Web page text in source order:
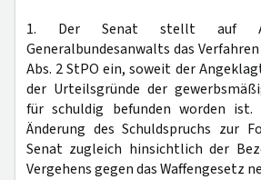
1. Der Senat stellt auf
Generalbundesanwalts das
Abs. 2 StPO ein, soweit der
der Urteilsgründe der
für schuldig befunden worden
Änderung des Schuldspruchs zur
Senat zugleich hinsichtlich der
Vergehens gegen das Waffengesetz